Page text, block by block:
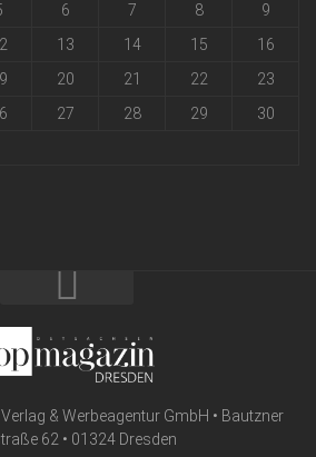
6 7 8
9
13 14 15
16
20 21 22
23
27 28 29
30
& Werbeagentur GmbH • Bautzner
62 • 01324 Dresden